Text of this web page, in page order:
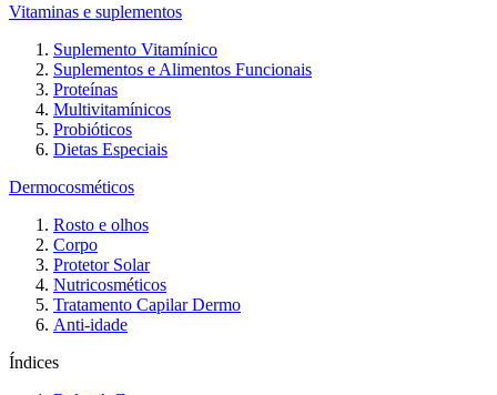
Vitaminas e suplementos
Suplemento Vitamínico
Suplementos e Alimentos Funcionais
Proteínas
Multivitamínicos
Probióticos
Dietas Especiais
Dermocosméticos
Rosto e olhos
Corpo
Protetor Solar
Nutricosméticos
Tratamento Capilar Dermo
Anti-idade
Índices